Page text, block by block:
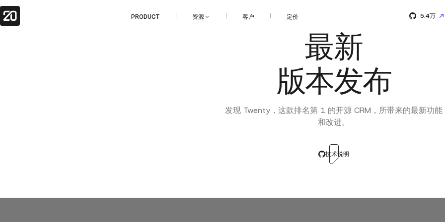
PRODUCT 资源 客户 定价 5.4万
最新
版本发布
发现 Twenty，这款排名第 1 的开源 CRM，所带来的最新功能
和改进。
技术说明